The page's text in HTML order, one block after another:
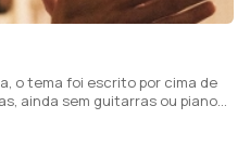
o tema foi escrito por cima de
ainda sem guitarras ou pianos.